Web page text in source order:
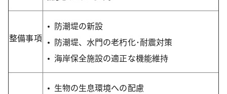
整備事項
防潮堤の新設
防潮堤、水門の老朽化･耐震対策
海岸保全施設の適正な機能維持
生物の生息環境への配慮